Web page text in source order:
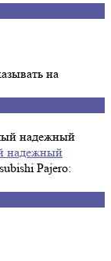
на
надежный
Pajero: